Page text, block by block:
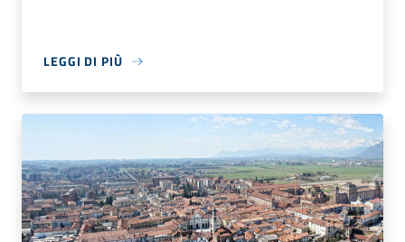
LEGGI DI PIÙ